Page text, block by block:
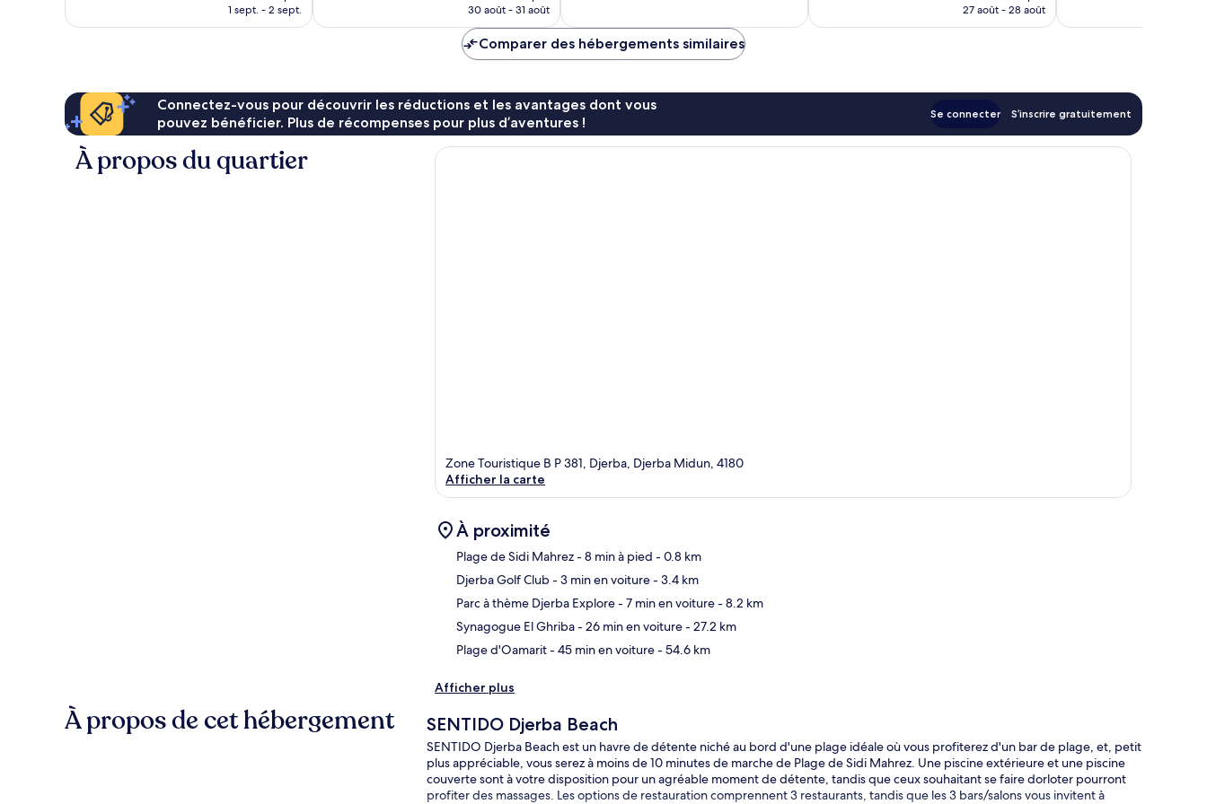
prix
1 sept. - 2 sept.
prix
de
277 €
30 août - 31 août
prix
27 août - 28 août
Comparer des hébergements similaires
Connectez-vous pour découvrir les réductions et les avantages dont vous
pouvez bénéficier. Plus de récompenses pour plus d’aventures !
Se connecter S’inscrire gratuitement
À propos du quartier
Zone Touristique B P 381, Djerba, Djerba Midun, 4180
Afficher la carte
À proximité
Plage de Sidi Mahrez- 8 min à pied - 0.8 km
Djerba Golf Club- 3 min en voiture- 3.4 km
Parc à thème Djerba Explore- 7 min en voiture- 8.2 km
Synagogue El Ghriba- 26 min en voiture- 27.2 km
Plage d'Oamarit- 45 min en voiture- 54.6 km
Afficher plus
À propos de cet hébergement SENTIDO Djerba Beach
SENTIDO Djerba Beach est un havre de détente niché au bord d'une plage idéale où vous profiterez d'un bar de plage, et, petit
plus appréciable, vous serez à moins de 10 minutes de marche de Plage de Sidi Mahrez. Une piscine extérieure et une piscine
couverte sont à votre disposition pour un agréable moment de détente, tandis que ceux souhaitant se faire dorloter pourront
profiter des massages. Les options de restauration comprennent 3 restaurants, tandis que les 3 bars/salons vous invitent à